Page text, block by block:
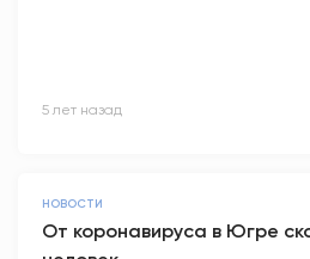
5 лет назад
НОВОСТИ
От коронавируса в Югре